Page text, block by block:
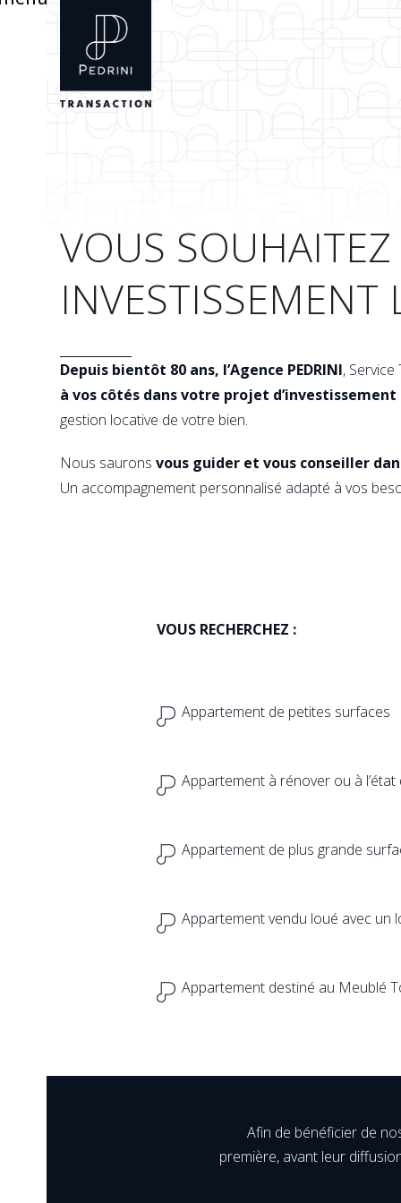
Skip
Open
mobile
menu
Close
mobile
menu
VOUS
INVESTISSEMENT
Depuis bientôt 80 ans, l’Agence PEDRINI,
à vos côtés dans votre projet
gestion locative de votre bien.
Nous sauronsvous guider et vous conseiller
Un accompagnement personnalisé adapté à vos
VOUS RECHERCHEZ :
Appartement de petites surfaces
Appartement à rénover ou à
Appartement de plus grande
Appartement vendu loué avec un
Appartement destiné au Meublé
Afin de bénéficier de
première, avant leur